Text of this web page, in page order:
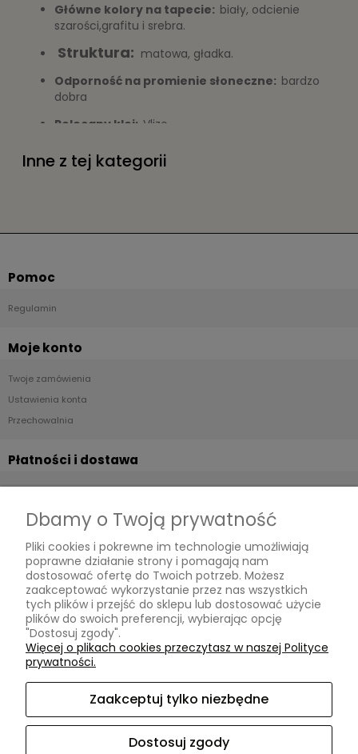
Główne kolory na tapecie: biały, odcienie
szarości,grafitu i srebra.
Struktura: matowa, gładka.
Odporność na promienie słoneczne: bardzo
dobra
Polecany klej: Vlizo
tapeta do kuchni
Zalety tapet winylowych na flizelinie:
ścianę ! )
łatwe usuwanie tapety ze ścian na sucho
powłoka winylowa sprawia, że tapety są bardziej
wytrzymałe niż farby
przepuszcza wilgoć, dzięki czemu ściana ''
oddycha ''
Niezbędne akcesoria do tapetowania dostępne na
pozostałych naszych aukcjach:
rolka dociskowa
Inne z tej kategorii
Pomoc
Regulamin
Moje konto
Twoje zamówienia
Ustawienia konta
Przechowalnia
Płatności i dostawa
Formy płatności
Czas i koszty dostawy
Czas realizacji zamówienia
Informacje
Polityka prywatności
O nas
Kontakt i dane firmy
Oryginalne tapety na ścianę Leszno | OtoStyl | ul. Szkolna 2/1 |
info@otostyl.com|
Dbamy o Twoją prywatność
Pliki cookies i pokrewne im technologie umożliwiają
poprawne działanie strony i pomagają nam
dostosować ofertę do Twoich potrzeb. Możesz
zaakceptować wykorzystanie przez nas wszystkich
tych plików i przejść do sklepu lub dostosować użycie
plików do swoich preferencji, wybierając opcję
"Dostosuj zgody".
Więcej o plikach cookies przeczytasz w naszej Polityce
prywatności.
Zaakceptuj tylko niezbędne
Dostosuj zgody